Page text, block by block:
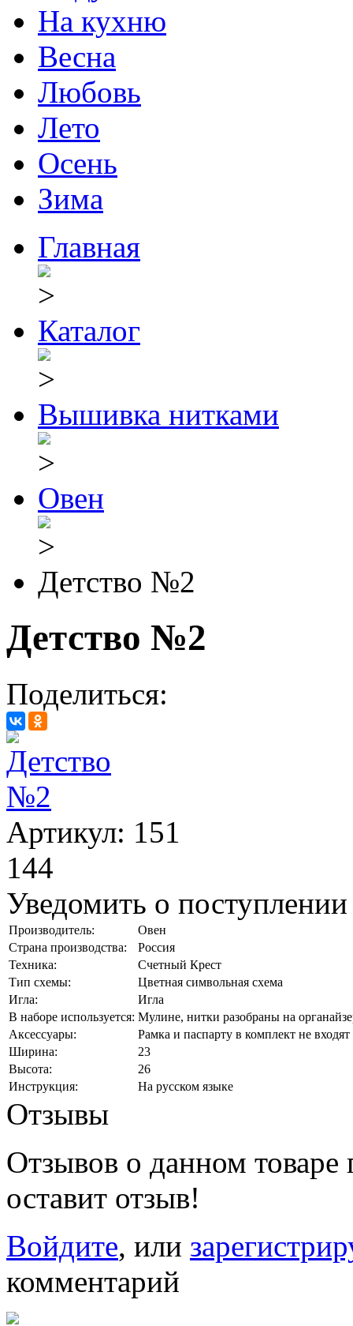
На кухню
Весна
Любовь
Лето
Осень
Зима
Главная
Каталог
Вышивка нитками
Овен
Детство №2
Детство №2
Поделиться:
Артикул: 151
144
Уведомить о поступлении
Производитель:
Овен
Страна производства:
Россия
Техника:
Счетный Крест
Тип схемы:
Цветная символьная схема
Игла:
Игла
В наборе используется: Мулине, нитки разобраны на
Аксессуары:
Рамка и паспарту в комплект не входят
Ширина:
23
Высота:
26
Инструкция:
На русском языке
Отзывы
Отзывов о данном товаре
оставит отзыв!
Войдите, или
комментарий